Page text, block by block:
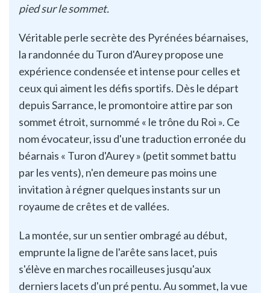
pied sur le sommet.
Véritable perle secrète des Pyrénées béarnaises,
la randonnée du Turon d'Aurey propose une
expérience condensée et intense pour celles et
ceux qui aiment les défis sportifs. Dès le départ
depuis Sarrance, le promontoire attire par son
sommet étroit, surnommé « le trône du Roi ». Ce
nom évocateur, issu d'une traduction erronée du
béarnais « Turon d'Aurey » (petit sommet battu
par les vents), n'en demeure pas moins une
invitation à régner quelques instants sur un
royaume de crêtes et de vallées.
La montée, sur un sentier ombragé au début,
emprunte la ligne de l'arête sans lacet, puis
s'élève en marches rocailleuses jusqu'aux
derniers lacets d'un pré pentu. Au sommet, la vue